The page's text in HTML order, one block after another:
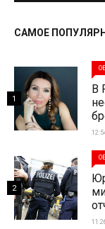
САМОЕ
В
1
2